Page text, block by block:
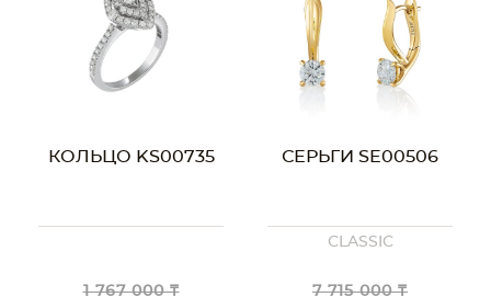
КОЛЬЦО KS00735
1 767 000 ₸
СЕРЬГИ SE00506
CLASSIC
7 715 000 ₸